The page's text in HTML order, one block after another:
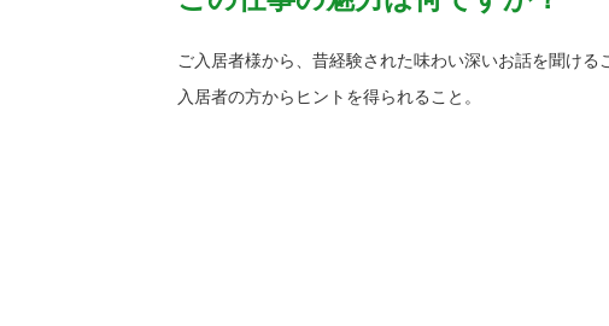
ご入居者様から、昔経験された味わい深いお話を聞ける
入居者の方からヒントを得られること。